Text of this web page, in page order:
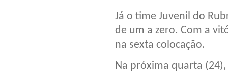
Já o time Juvenil do
de um a zero. Com a
na sexta colocação.
Na próxima quarta